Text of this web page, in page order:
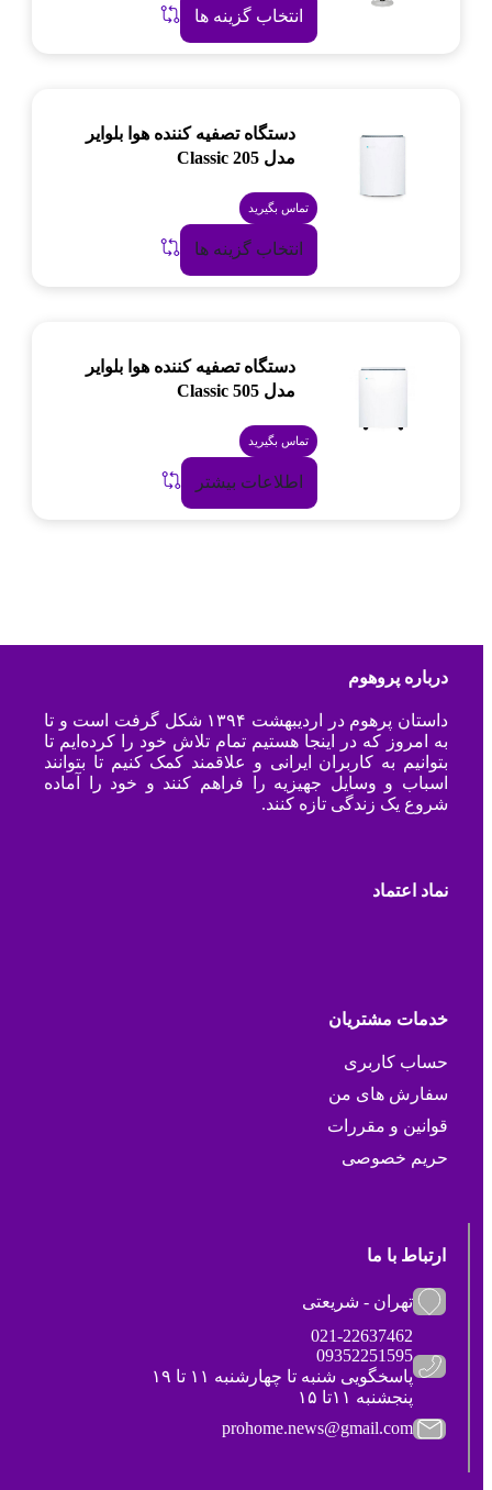
انتخاب گزینه ها
دستگاه تصفیه کننده هوا بلوایر
مدل Classic 205
تماس بگیرید
انتخاب گزینه ها
دستگاه تصفیه کننده هوا بلوایر
مدل Classic 505
تماس بگیرید
اطلاعات بیشتر
درباره پروهوم
داستان پرهوم در اردیبهشت ۱۳۹۴ شکل گرفت است و تا
به امروز که در اینجا هستیم تمام تلاش خود را کرده‌ایم تا
بتوانیم به کاربران ایرانی و علاقمند کمک کنیم تا بتوانند
اسباب و وسایل جهیزیه را فراهم کنند و خود را آماده
شروع یک زندگی تازه کنند.
نماد اعتماد
خدمات مشتریان
حساب کاربری
سفارش های من
قوانین و مقررات
حریم خصوصی
ارتباط با ما
تهران - شریعتی
021-22637462
09352251595
پاسخگویی شنبه تا چهارشنبه ۱۱ تا ۱۹
پنجشنبه ۱۱تا ۱۵
prohome.news@gmail.com